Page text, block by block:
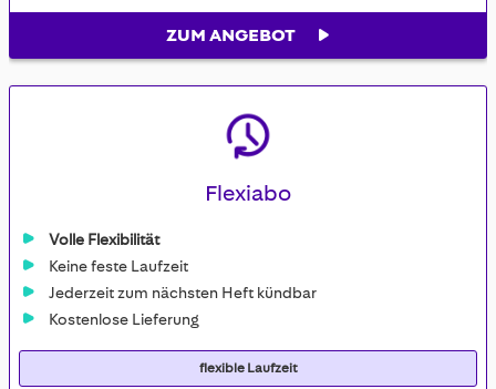
ZUM ANGEBOT
Flexiabo
Volle Flexibilität
Keine feste Laufzeit
Jederzeit zum nächsten Heft kündbar
Kostenlose Lieferung
flexible Laufzeit